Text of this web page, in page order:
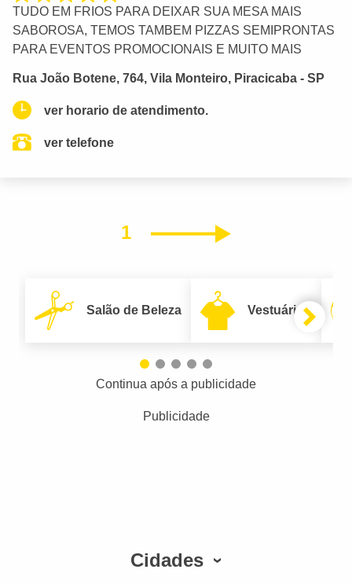
TUDO EM FRIOS PARA DEIXAR SUA MESA MAIS
SABOROSA, TEMOS TAMBEM PIZZAS SEMIPRONTAS
PARA EVENTOS PROMOCIONAIS E MUITO MAIS
Rua João Botene, 764, Vila Monteiro, Piracicaba - SP
ver horario de atendimento.
ver telefone
1 Próximo
Salão de Beleza Vestuário
Continua após a publicidade
Publicidade
Cidades